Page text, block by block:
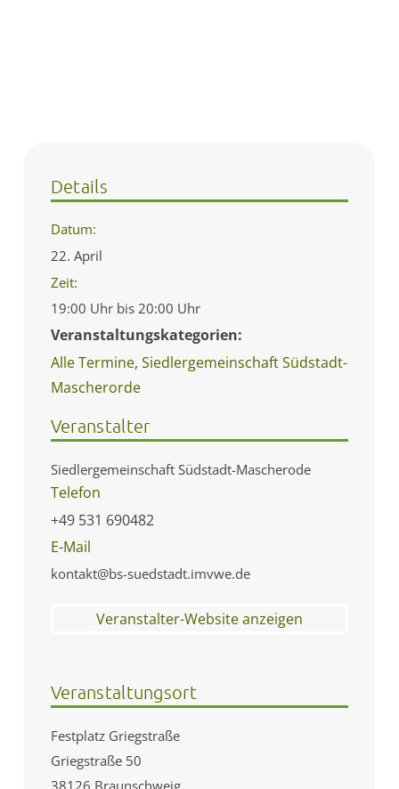
Details
Datum:
22. April
Zeit:
19:00 Uhr bis 20:00 Uhr
Veranstaltungskategorien:
Alle Termine, Siedlergemeinschaft Südstadt-
Mascherorde
Veranstaltungsort
Festplatz Griegstraße
Griegstraße 50
Veranstalter
Siedlergemeinschaft Südstadt-Mascherode
Telefon
+49 531 690482
E-Mail
kontakt@bs-suedstadt.imvwe.de
Veranstalter-Website anzeigen